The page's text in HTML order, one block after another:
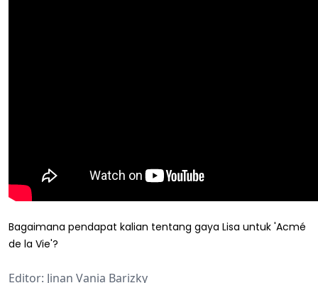
Bagaimana pendapat kalian tentang gaya Lisa untuk 'Acmé
de la Vie'?
Editor: Jinan Vania Barizky